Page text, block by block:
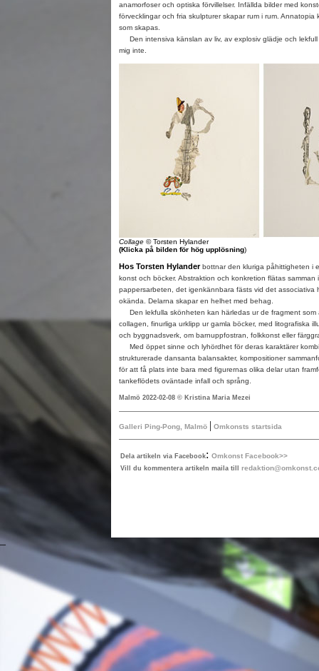
anamorfoser och optiska förvillelser. Infällda bilder med
förvecklingar och fria skulpturer skapar rum i rum. Annatopia
som skapas.
Den intensiva känslan av liv, av explosiv glädje och lekfull
mig inte.
Collage © Torsten Hylander
(Klicka på bilden för hög upplösning)
Hos Torsten Hylanderbottnar den kluriga påhittigheten i
konst och böcker. Abstraktion och konkretion flätas samman
pappersarbeten, det igenkännbara fästs vid det associativa
okända. Delarna skapar en helhet med behag.
Den lekfulla skönheten kan härledas ur de fragment som
collagen, finurliga urklipp ur gamla böcker, med litografiska
och byggnadsverk, om barnuppfostran, folkkonst eller
Med öppet sinne och lyhördhet för deras karaktärer
strukturerade dansanta balansakter, kompositioner
för att få plats inte bara med figurernas olika delar utan
tankeflödets oväntade infall och språng.
Malmö 2022-02-08 © Kristina Maria Mezei
Galleri Ping-Pong, Malmö | Omkonsts startsida
Dela artikeln via Facebook: Omkonst Facebook>>
Vill du kommentera artikeln maila till
–